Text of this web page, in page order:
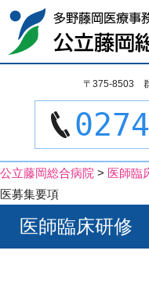
検
索:
〒375-8503
公立藤岡総合病院 > 医師臨
医募集要項
医師臨床研修